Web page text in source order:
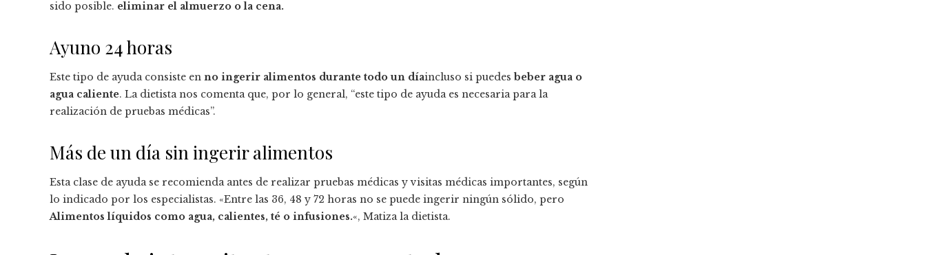
sido posible. eliminar el almuerzo o la cena.
Ayuno 24 horas
Este tipo de ayuda consiste en no ingerir alimentos durante todo un díaincluso si puedes beber agua o
agua caliente. La dietista nos comenta que, por lo general, “este tipo de ayuda es necesaria para la
realización de pruebas médicas”.
Más de un día sin ingerir alimentos
Esta clase de ayuda se recomienda antes de realizar pruebas médicas y visitas médicas importantes, según
lo indicado por los especialistas. «Entre las 36, 48 y 72 horas no se puede ingerir ningún sólido, pero
Alimentos líquidos como agua, calientes, té o infusiones.«, Matiza la dietista.